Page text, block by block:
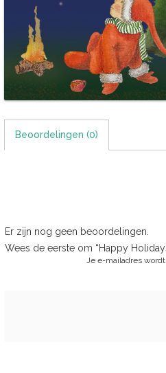
Beoordelingen (0)
Er zijn nog geen beoordelingen.
Wees de eerste om “Happy
Je e-mailadres